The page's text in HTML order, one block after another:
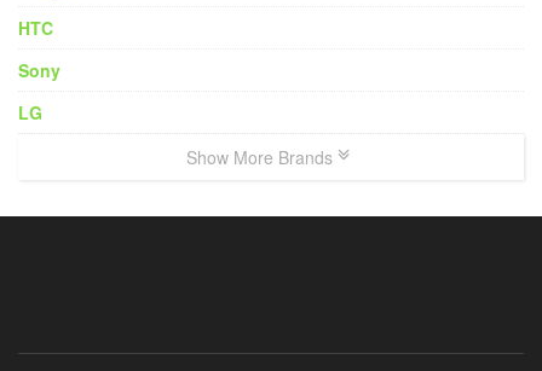
HTC
Sony
LG
Show More Brands